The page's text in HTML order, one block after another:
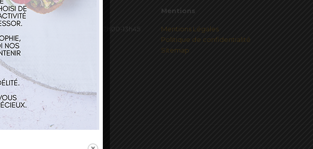
Horaires
Mardi au Vendredi 12h00-13h45
Mentions
Mentions Légales
Politique de confidentialité
Sitemap